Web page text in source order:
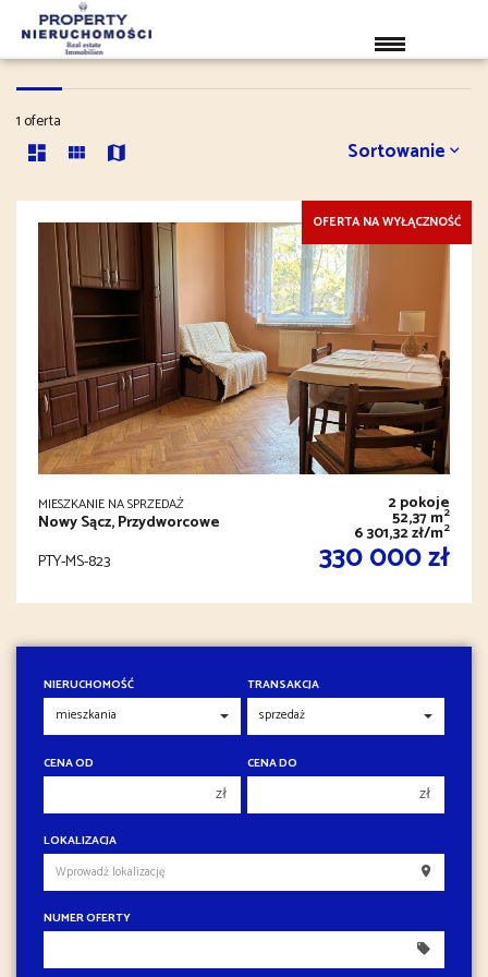
MIESZKANIA NA SPRZEDAŻ
1 oferta
Sortowanie
OFERTA NA WYŁĄCZNOŚĆ
MIESZKANIE NA SPRZEDAŻ
Nowy Sącz, Przydworcowe
2 pokoje
52,37 m2
6 301,32 zł/m2
PTY-MS-823 330 000 zł
NIERUCHOMOŚĆ TRANSAKCJA
CENA OD
zł
250 000 zł
300 000 zł
CENA DO
zł
250 000 zł
300 000 zł
LOKALIZACJA
NUMER OFERTY